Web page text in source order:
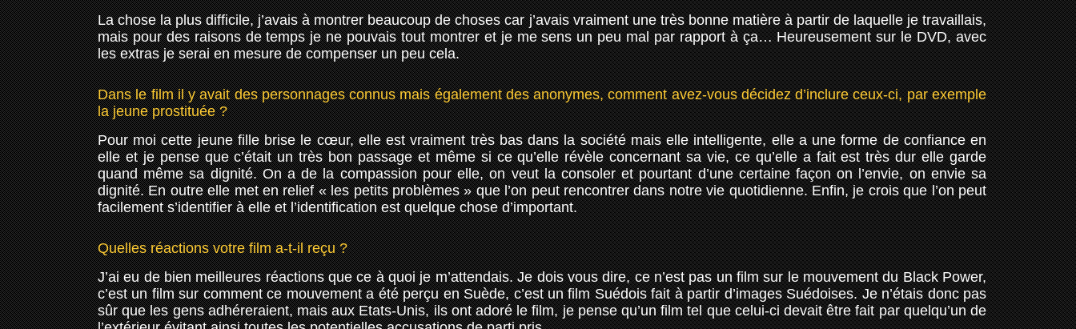
La chose la plus difficile, j’avais à montrer beaucoup de choses car j’avais vraiment une très bonne matière à partir de laquelle je travaillais,
mais pour des raisons de temps je ne pouvais tout montrer et je me sens un peu mal par rapport à ça… Heureusement sur le DVD, avec
les extras je serai en mesure de compenser un peu cela.
Dans le film il y avait des personnages connus mais également des anonymes, comment avez-vous décidez d’inclure ceux-ci, par exemple
la jeune prostituée ?
Pour moi cette jeune fille brise le cœur, elle est vraiment très bas dans la société mais elle intelligente, elle a une forme de confiance en
elle et je pense que c’était un très bon passage et même si ce qu’elle révèle concernant sa vie, ce qu’elle a fait est très dur elle garde
quand même sa dignité. On a de la compassion pour elle, on veut la consoler et pourtant d’une certaine façon on l’envie, on envie sa
dignité. En outre elle met en relief « les petits problèmes » que l’on peut rencontrer dans notre vie quotidienne. Enfin, je crois que l’on peut
facilement s’identifier à elle et l’identification est quelque chose d’important.
Quelles réactions votre film a-t-il reçu ?
J’ai eu de bien meilleures réactions que ce à quoi je m’attendais. Je dois vous dire, ce n’est pas un film sur le mouvement du Black Power,
c’est un film sur comment ce mouvement a été perçu en Suède, c’est un film Suédois fait à partir d’images Suédoises. Je n’étais donc pas
sûr que les gens adhéreraient, mais aux Etats-Unis, ils ont adoré le film, je pense qu’un film tel que celui-ci devait être fait par quelqu’un de